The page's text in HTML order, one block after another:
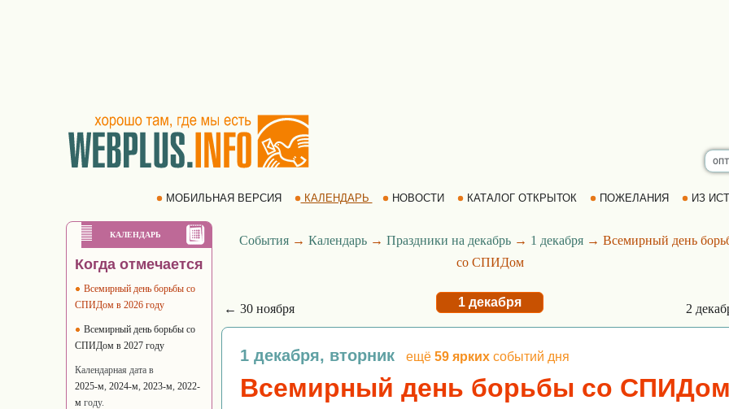
МОБИЛЬНАЯ ВЕРСИЯ КАЛЕНДАРЬ НОВОСТИ КАТАЛОГ ОТКРЫТОК ПОЖЕЛАНИЯ ИЗ
КАЛЕНДАРЬ
Когда отмечается
Всемирный день борьбы со
СПИДом в 2026 году
Всемирный день борьбы со
СПИДом в 2027 году
Календарная дата в
2025-м, 2024-м, 2023-м, 2022-
м году.
События→ Календарь→ Праздники на декабрь→ 1 декабря→ Всемирный день
со СПИДом
← 30 ноября 1 декабря 2
1 декабря, вторник ещё 59 ярких событий дня
Всемирный день борьбы со